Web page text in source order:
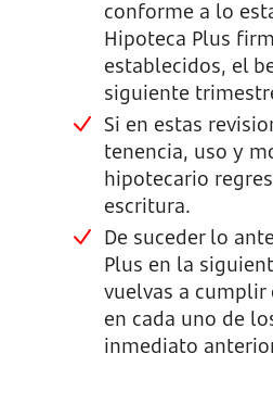
conforme a lo
Hipoteca Plus
establecidos, el
siguiente
Si en estas
tenencia, uso y
hipotecario
escritura.
De suceder lo
Plus en la
vuelvas a cumplir
en cada uno de
inmediato